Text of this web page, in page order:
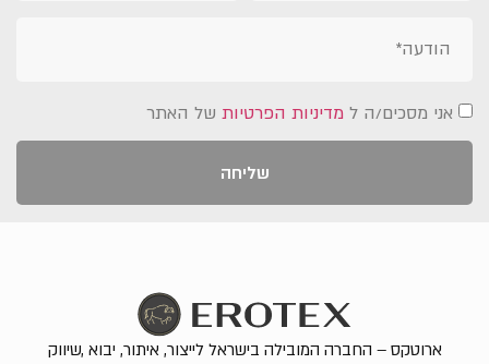
אני מסכים/ה ל מדיניות הפרטיות של האתר
שליחה
ארוטקס – החברה המובילה בישראל לייצור, איתור, יבוא ,שיווק